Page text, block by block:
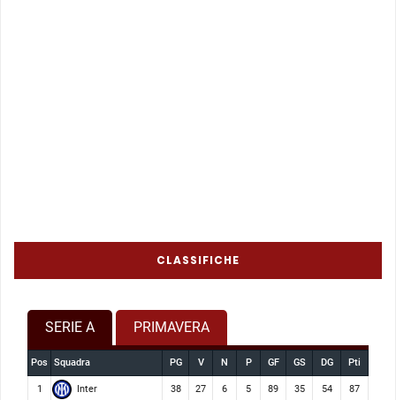
CLASSIFICHE
SERIE A PRIMAVERA
Pos Squadra PG V N P GF GS DG Pti
1 Inter 38 27 6 5 89 35 54 87